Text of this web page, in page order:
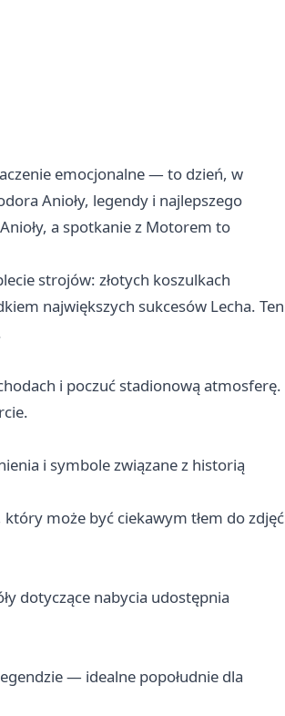
emocjonalne — to dzień, w
Anioły, legendy i najlepszego
a spotkanie z Motorem to
strojów: złotych koszulkach
największych sukcesów Lecha. Ten
i poczuć stadionową atmosferę.
i symbole związane z historią
może być ciekawym tłem do zdjęć
dotyczące nabycia udostępnia
— idealne popołudnie dla